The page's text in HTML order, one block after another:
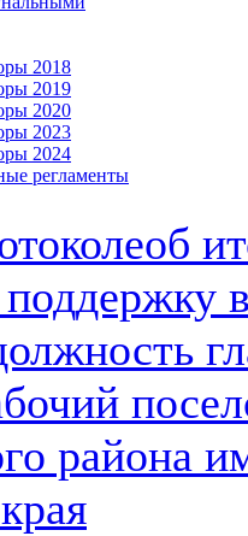
2018
2019
2020
2023
2024
регламенты
поддержку
района